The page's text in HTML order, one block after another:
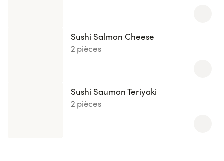
Sushi Salmon Cheese
2 pièces
Sushi Saumon Teriyaki
2 pièces